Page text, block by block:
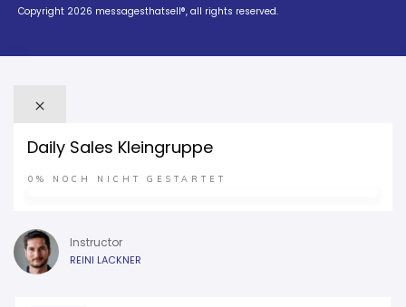
Copyright 2026 messagesthatsell®, all rights reserved.
Daily Sales Kleingruppe
0% NOCH NICHT GESTARTET
Instructor
REINI LACKNER